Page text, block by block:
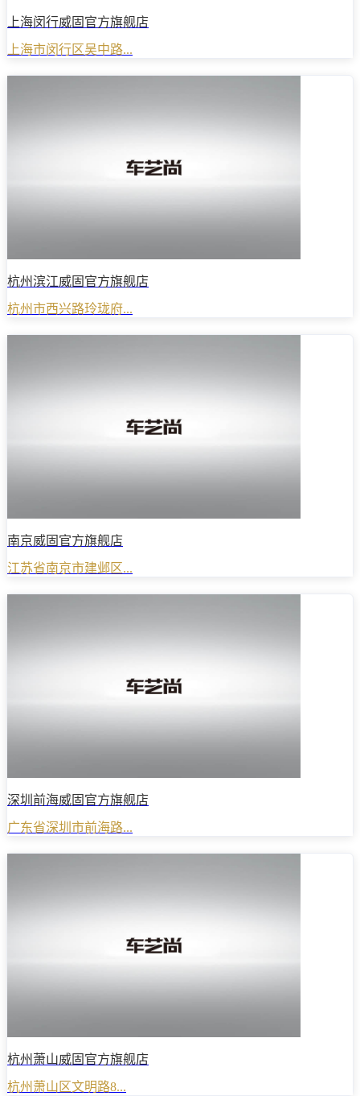
上海闵行威固官方旗舰店
上海市闵行区吴中路...
杭州滨江威固官方旗舰店
杭州市西兴路玲珑府...
南京威固官方旗舰店
江苏省南京市建邺区...
深圳前海威固官方旗舰店
广东省深圳市前海路...
杭州萧山威固官方旗舰店
杭州萧山区文明路8...